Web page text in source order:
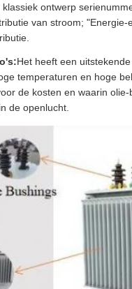
ontwerp
van stroom;
Het heeft een
temperaturen en hoge
de kosten en waarin
de openlucht.